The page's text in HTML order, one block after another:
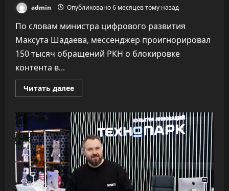
admin Опубликовано 6 месяцев тому назад
По словам министра цифрового развития
Максута Шадаева, мессенджер проигнорировал
150 тысяч обращений РКН о блокировке
контента в...
Читать далееПрочитать
больше
Роскомнадзор
замедляет
Telegram
на
основании
требований
федерального
законодательства